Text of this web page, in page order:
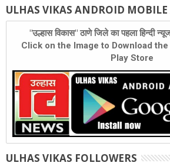
ULHAS VIKAS ANDROID MOBILE
"उल्हास विकास" ठाणे जिले का पहला हिन्दी
Click on the Image to Download
Play Store
ULHAS VIKAS FOLLOWERS